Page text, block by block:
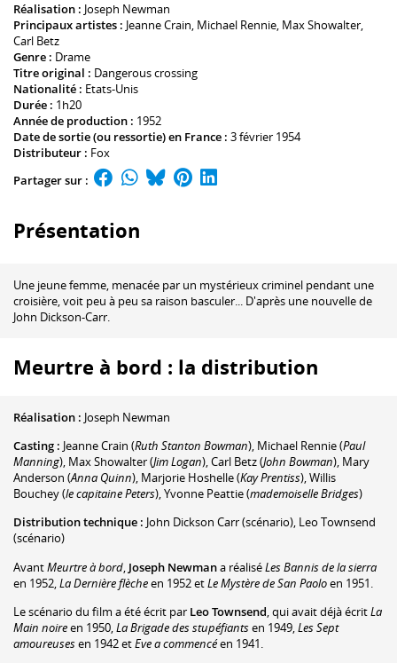
Réalisation : Joseph Newman
Principaux artistes : Jeanne Crain, Michael Rennie, Max Showalter,
Carl Betz
Genre : Drame
Titre original : Dangerous crossing
Nationalité : Etats-Unis
Durée : 1h20
Année de production : 1952
Date de sortie (ou ressortie) en France : 3 février 1954
Distributeur : Fox
Partager sur :
Présentation
Une jeune femme, menacée par un mystérieux criminel pendant une
croisière, voit peu à peu sa raison basculer... D'après une nouvelle de
John Dickson-Carr.
Meurtre à bord : la distribution
Réalisation : Joseph Newman
Casting : Jeanne Crain (Ruth Stanton Bowman), Michael Rennie(Paul
Manning), Max Showalter(Jim Logan),Carl Betz(John Bowman), Mary
Anderson (Anna Quinn), Marjorie Hoshelle(Kay Prentiss),Willis
Bouchey(le capitaine Peters),Yvonne Peattie(mademoiselle Bridges)
Distribution technique : John Dickson Carr(scénario), Leo Townsend
(scénario)
AvantMeurtre à bord, Joseph Newmana réaliséLes Bannis de la sierra
en 1952,La Dernière flècheen 1952 etLe Mystère de San Paoloen 1951.
Le scénario du film a été écrit par Leo Townsend, qui avait déjà écritLa
Main noireen 1950,La Brigade des stupéfiantsen 1949,Les Sept
amoureusesen 1942 etEve a commencéen 1941.